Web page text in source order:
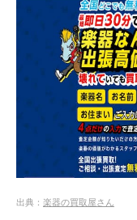
出典： 楽器の買取屋さん